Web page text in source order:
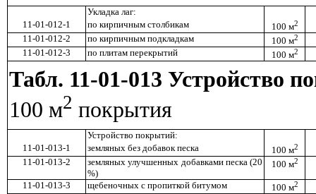
Укладка лаг:
11-01-012-1
по кирпичным столбикам 100 м2
11-01-012-2 по кирпичным подкладкам 100 м2
11-01-012-3 по плитам перекрытий 100 м2
Табл. 11-01-013 Устройство
100 м2 покрытия
Устройство покрытий:
11-01-013-1
земляных без добавок песка 100 м2
11-01-013-2
земляных улучшенных добавками песка (20
%)
100 м2
11-01-013-3 щебеночных с пропиткой битумом 100 м2